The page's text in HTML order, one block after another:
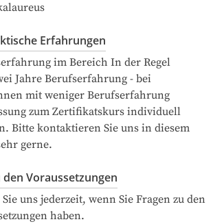
Erfahrungen
im Bereich In der Regel
Jahre Berufserfahrung - bei
mit weniger Berufserfahrung
zum Zertifikatskurs individuell
Bitte kontaktieren Sie uns in diesem
gerne.
Voraussetzungen
uns jederzeit, wenn Sie Fragen zu den
haben.